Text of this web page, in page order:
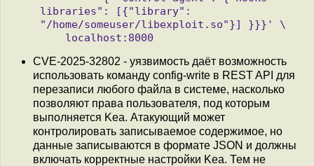
libraries": [{"library":
"/home/someuser/libexploit.so"}] }}}' \
CVE-2025-32802 - уязвимость даёт возможность
использовать команду config-write в REST API для
перезаписи любого файла в системе, насколько
позволяют права пользователя, под которым
выполняется Kea. Атакующий может
контролировать записываемое содержимое, но
данные записываются в формате JSON и должны
включать корректные настройки Kea. Тем не